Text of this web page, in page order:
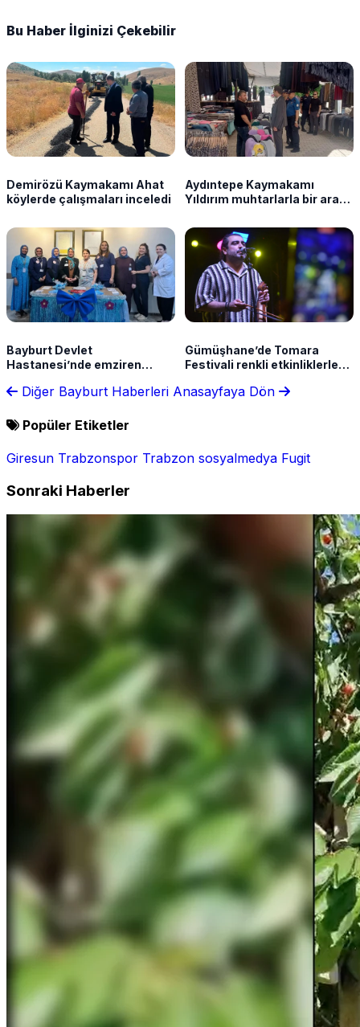
Bu Haber İlginizi Çekebilir
Demirözü Kaymakamı Ahat
köylerde çalışmaları inceledi
Aydıntepe Kaymakamı
Yıldırım muhtarlarla bir araya
Bayburt Devlet
Hastanesi’nde emziren
Gümüşhane’de Tomara
Festivali renkli etkinliklerle
Diğer Bayburt Haberleri Anasayfaya Dön
Popüler Etiketler
Giresun Trabzonspor Trabzon sosyalmedya Fugit
Sonraki Haberler